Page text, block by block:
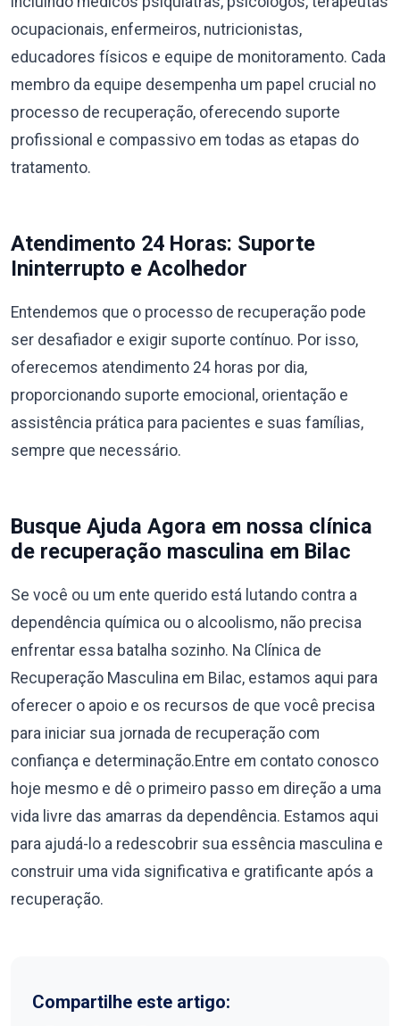
ocupacionais, enfermeiros, nutricionistas,
educadores físicos e equipe de monitoramento. Cada
membro da equipe desempenha um papel crucial no
processo de recuperação, oferecendo suporte
profissional e compassivo em todas as etapas do
tratamento.
Atendimento 24 Horas: Suporte
Ininterrupto e Acolhedor
Entendemos que o processo de recuperação pode
ser desafiador e exigir suporte contínuo. Por isso,
oferecemos atendimento 24 horas por dia,
proporcionando suporte emocional, orientação e
assistência prática para pacientes e suas famílias,
sempre que necessário.
Busque Ajuda Agora em nossa clínica
de recuperação masculina em Bilac
Se você ou um ente querido está lutando contra a
dependência química ou o alcoolismo, não precisa
enfrentar essa batalha sozinho. Na Clínica de
Recuperação Masculina em Bilac, estamos aqui para
oferecer o apoio e os recursos de que você precisa
para iniciar sua jornada de recuperação com
confiança e determinação.Entre em contato conosco
hoje mesmo e dê o primeiro passo em direção a uma
vida livre das amarras da dependência. Estamos aqui
para ajudá-lo a redescobrir sua essência masculina e
construir uma vida significativa e gratificante após a
recuperação.
Compartilhe este artigo: